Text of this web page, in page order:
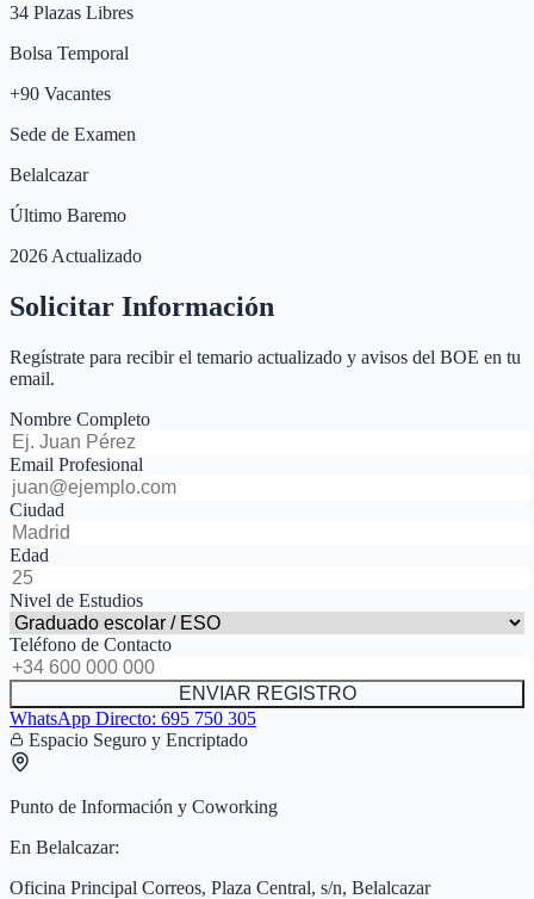
34 Plazas Libres
Bolsa Temporal
+90 Vacantes
Sede de Examen
Belalcazar
Último Baremo
2026 Actualizado
Solicitar Información
Regístrate para recibir el temario actualizado y avisos del BOE en tu
email.
Nombre Completo
Email Profesional
Ciudad
Edad
Nivel de Estudios
Teléfono de Contacto
ENVIAR REGISTRO
WhatsApp Directo: 695 750 305
Espacio Seguro y Encriptado
Punto de Información y Coworking
En Belalcazar:
Oficina Principal Correos, Plaza Central, s/n, Belalcazar